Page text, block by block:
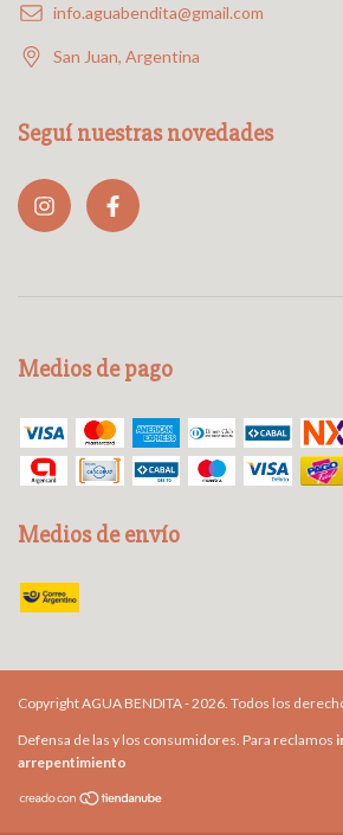
info.aguabendita@gmail.com
San Juan, Argentina
Seguí nuestras novedades
Medios de pago
Medios de envío
Copyright AGUA BENDITA - 2026. Todos los
Defensa de las y los consumidores. Para reclamos
arrepentimiento